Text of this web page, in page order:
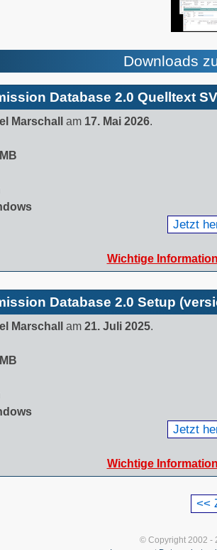
Downloads
Database 2.0 Quelltext
Marschall am 17. Mai 2026.
Jetzt
Wichtige
Database 2.0 Setup
Marschall am 21. Juli 2025.
Jetzt
Wichtige
© Copyright 2002 -